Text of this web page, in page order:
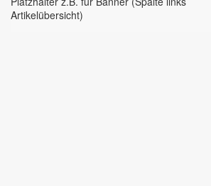
Artikelübersicht)